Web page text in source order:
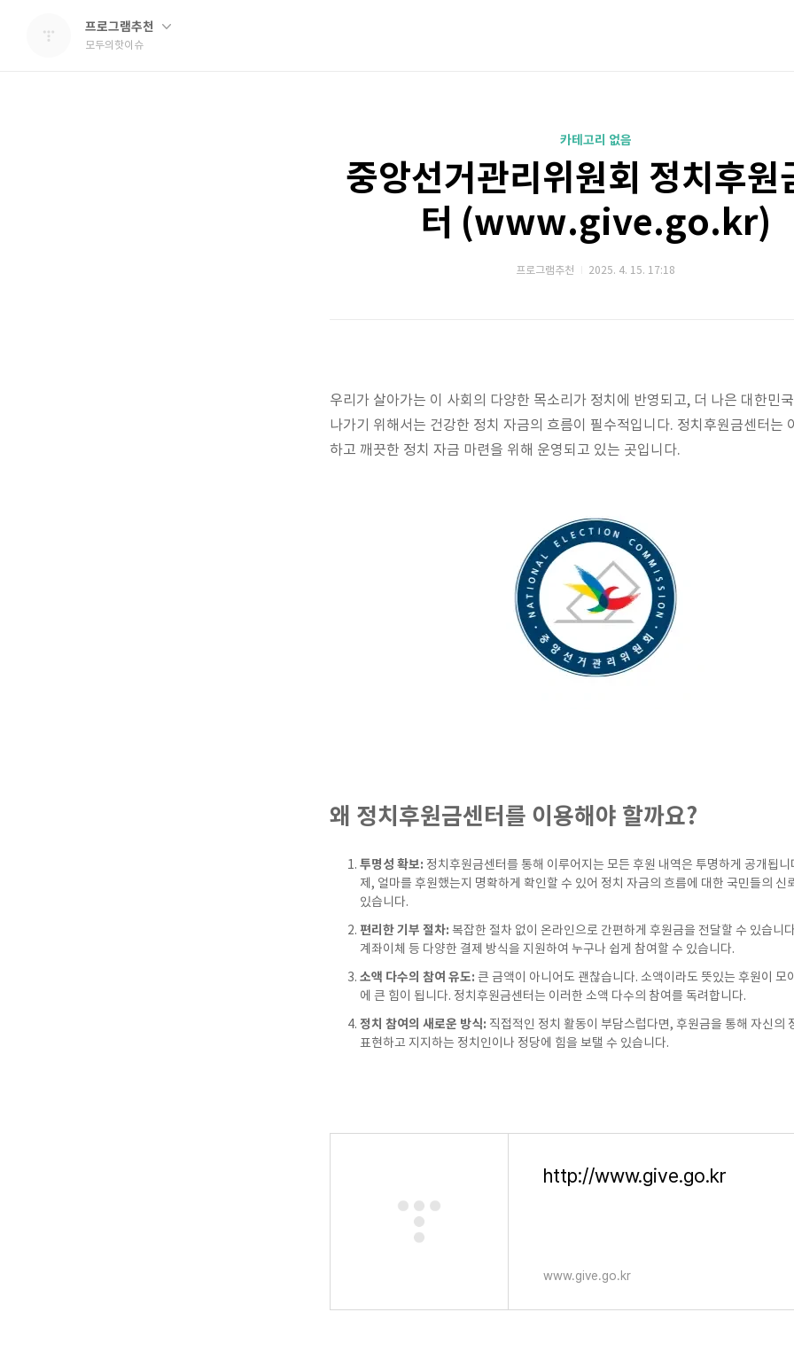
프로그램추천
모두의핫이슈
카테고리 없음
중앙선거관리위원회 정치후원
터 (www.give.go.kr)
프로그램추천 2025. 4. 15. 17:18
우리가 살아가는 이 사회의 다양한 목소리가 정치에 반영되고, 더 나은 대한민
나가기 위해서는 건강한 정치 자금의 흐름이 필수적입니다. 정치후원금센터는
하고 깨끗한 정치 자금 마련을 위해 운영되고 있는 곳입니다.
왜 정치후원금센터를 이용해야 할까요?
투명성 확보: 정치후원금센터를 통해 이루어지는 모든 후원 내역은 투명하게 공개됩니
제, 얼마를 후원했는지 명확하게 확인할 수 있어 정치 자금의 흐름에 대한 국민들의 신
있습니다.
편리한 기부 절차: 복잡한 절차 없이 온라인으로 간편하게 후원금을 전달할 수 있습니
계좌이체 등 다양한 결제 방식을 지원하여 누구나 쉽게 참여할 수 있습니다.
소액 다수의 참여 유도: 큰 금액이 아니어도 괜찮습니다. 소액이라도 뜻있는 후원이 모
에 큰 힘이 됩니다. 정치후원금센터는 이러한 소액 다수의 참여를 독려합니다.
정치 참여의 새로운 방식: 직접적인 정치 활동이 부담스럽다면, 후원금을 통해 자신의
표현하고 지지하는 정치인이나 정당에 힘을 보탤 수 있습니다.
http://www.give.go.kr
www.give.go.kr